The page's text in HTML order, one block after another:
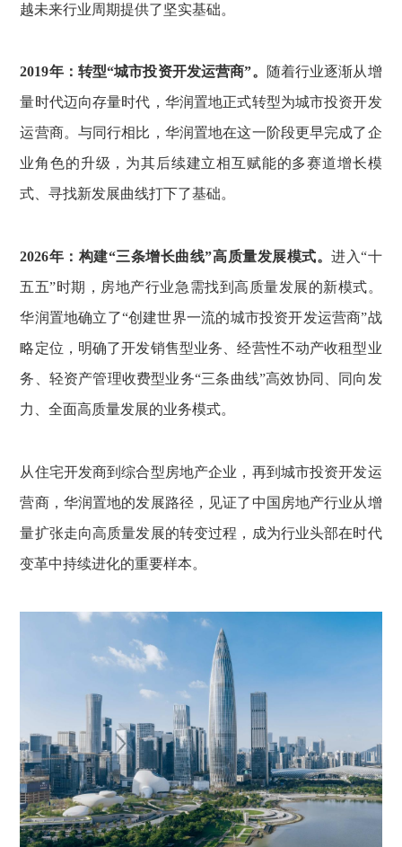
越未来行业周期提供了坚实基础。
2019年：转型“城市投资开发运营商”。
随着行业逐渐从增
量时代迈向存量时代，华润置地正式转型为城市投资开发
运营商。与同行相比，华润置地在这一阶段更早完成了企
业角色的升级，为其后续建立相互赋能的多赛道增长模
式、寻找新发展曲线打下了基础。
2026年：构建“三条增长曲线”高质量发展模式。进入“十
五五”时期，房地产行业急需找到高质量发展的新模式。
华润置地确立了“创建世界一流的城市投资开发运营商”战
略定位，明确了开发销售型业务、经营性不动产收租型业
务、轻资产管理收费型业务“三条曲线”高效协同、同向发
力、全面高质量发展的业务模式。
从住宅开发商到综合型房地产企业，再到城市投资开发运
营商，华润置地的发展路径，见证了中国房地产行业从增
量扩张走向高质量发展的转变过程，成为行业头部在时代
变革中持续进化的重要样本。